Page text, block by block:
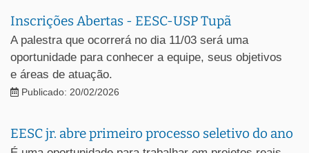
Inscrições Abertas - EESC-USP Tupã
A palestra que ocorrerá no dia 11/03 será uma
oportunidade para conhecer a equipe, seus objetivos
e áreas de atuação.
Publicado: 20/02/2026
EESC jr. abre primeiro processo seletivo do ano